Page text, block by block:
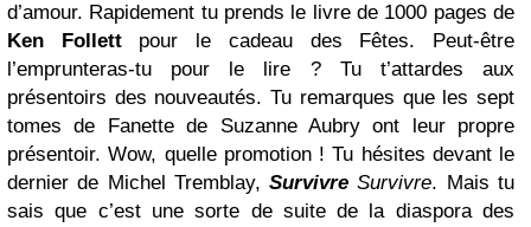
d’amour. Rapidement tu prends le livre de 1000 pages de
Ken Follettpour le cadeau des Fêtes. Peut-être
l’emprunteras-tu pour le lire ? Tu t’attardes aux
présentoirs des nouveautés. Tu remarques que les sept
tomes de Fanette de Suzanne Aubry ont leur propre
présentoir. Wow, quelle promotion ! Tu hésites devant le
dernier de Michel Tremblay,Survivre Survivre. Mais tu
sais que c’est une sorte de suite de la diaspora des